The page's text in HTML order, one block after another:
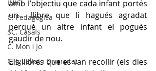
INICI
C. Pedagògica
SC. Casals
C. Mon i jo
C. Igualtat i Diversitat
amb l'objectiu que cada infant portés
un  llibre que li hagués agradat
perquè un altre infant el pogués
gaudir de nou.
Els llibres que es van recollir (els dies